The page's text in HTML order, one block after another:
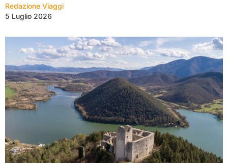
Redazione Viaggi
5 Luglio 2026